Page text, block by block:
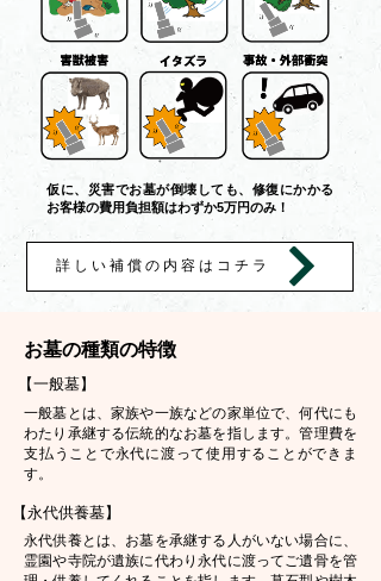
仮に、災害でお墓が倒壊しても、修復にかかる
お客様の費用負担額はわずか5万円のみ！
詳しい補償の内容はコチラ
お墓の種類の特徴
【一般墓】
一般墓とは、家族や一族などの家単位で、何代にも
わたり承継する伝統的なお墓を指します。管理費を
支払うことで永代に渡って使用することができま
す。
【永代供養墓】
永代供養とは、お墓を承継する人がいない場合に、
霊園や寺院が遺族に代わり永代に渡ってご遺骨を管